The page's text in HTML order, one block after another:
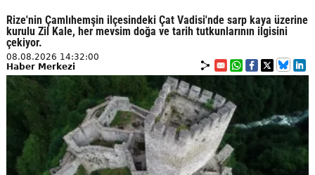
Rize'nin Çamlıhemşin ilçesindeki Çat Vadisi'nde sarp kaya üzerine
kurulu Zil Kale, her mevsim doğa ve tarih tutkunlarının ilgisini
çekiyor.
08.08.2026 14:32:00
Haber Merkezi